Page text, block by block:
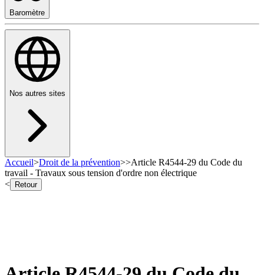
Baromètre
Nos autres sites
Accueil>Droit de la prévention>>Article R4544-29 du Code du
travail - Travaux sous tension d'ordre non électrique
<
Retour